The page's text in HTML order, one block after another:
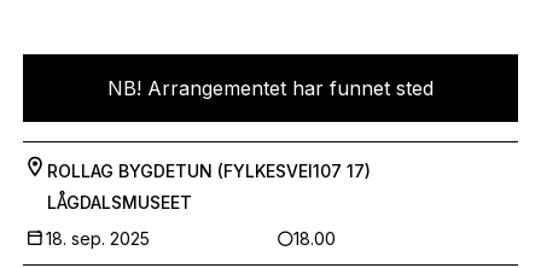
NB! Arrangementet har funnet sted
ROLLAG BYGDETUN (FYLKESVEI107 17)
LÅGDALSMUSEET
18. sep. 2025
18.00